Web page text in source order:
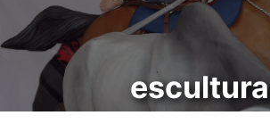
escultura